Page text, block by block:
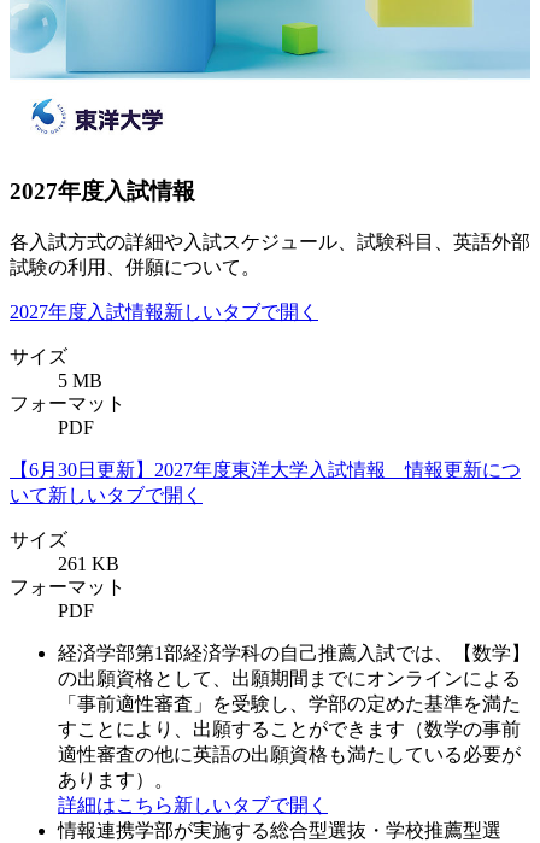
2027年度入試情報
各入試方式の詳細や入試スケジュール、試験科目、英語外部
試験の利用、併願について。
2027年度入試情報新しいタブで開く
サイズ
5 MB
フォーマット
PDF
【6月30日更新】2027年度東洋大学入試情報 情報更新につ
いて新しいタブで開く
サイズ
261 KB
フォーマット
PDF
経済学部第1部経済学科の自己推薦入試では、【数学】
の出願資格として、出願期間までにオンラインによる
「事前適性審査」を受験し、学部の定めた基準を満た
すことにより、出願することができます（数学の事前
適性審査の他に英語の出願資格も満たしている必要が
あります）。
詳細はこちら新しいタブで開く
情報連携学部が実施する総合型選抜・学校推薦型選